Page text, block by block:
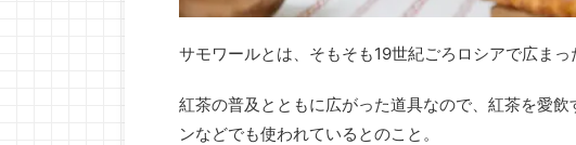
サモワールとは、そもそも19世紀ごろロシアで広まっ
紅茶の普及とともに広がった道具なので、紅茶を愛
ンなどでも使われているとのこと。